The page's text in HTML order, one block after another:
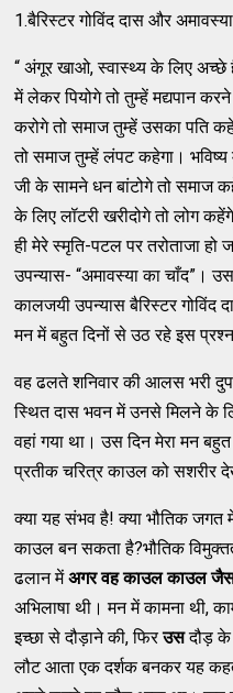
1.बैरिस्टर गोविंद दास और
“ अंगूर खाओ, स्वास्थ्य के लिए अच्छे
में लेकर पियोगे तो तुम्हें मद्यपान
करोगे तो समाज तुम्हें उसका पति
तो समाज तुम्हें लंपट कहेगा।
जी के सामने धन बांटोगे तो समाज
के लिए लॉटरी खरीदोगे तो लोग
ही मेरे स्मृति-पटल पर तरोताजा हो
उपन्यास- “अमावस्या का चाँद”।
कालजयी उपन्यास बैरिस्टर
मन में बहुत दिनों से उठ रहे इस
वह ढलते शनिवार की आलस भरी
स्थित दास भवन में उनसे मिलने के
वहां गया था। उस दिन मेरा मन
प्रतीक चरित्र काउल को सशरीर
क्या यह संभव है! क्या भौतिक जगत
काउल बन सकता है?भौतिक
ढलान मेंअगर वह काउल काउल
अभिलाषा थी। मन में कामना थी,
इच्छा से दौड़ाने की, फिरउसदौड़ के
लौट आता एक दर्शक बनकर यह